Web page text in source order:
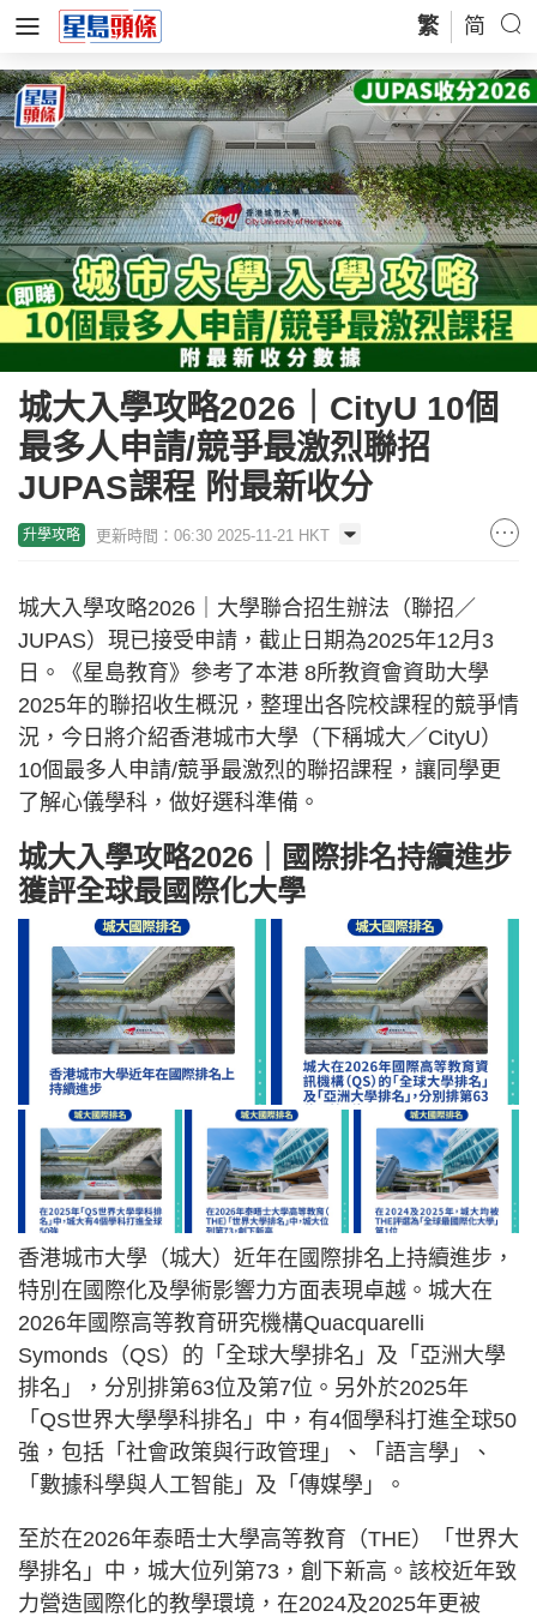
繁 简
城大入學攻略2026｜CityU 10個
最多人申請/競爭最激烈聯招
JUPAS課程 附最新收分
升學攻略 更新時間：06:30 2025-11-21 HKT
城大入學攻略2026｜大學聯合招生辦法（聯招／
JUPAS）現已接受申請，截止日期為2025年12月3
日。《星島教育》參考了本港 8所教資會資助大學
2025年的聯招收生概況，整理出各院校課程的競爭情
況，今日將介紹香港城市大學（下稱城大／CityU）
10個最多人申請/競爭最激烈的聯招課程，讓同學更
了解心儀學科，做好選科準備。
城大入學攻略2026｜國際排名持續進步
獲評全球最國際化大學
香港城市大學（城大）近年在國際排名上持續進步，
特別在國際化及學術影響力方面表現卓越。城大在
2026年國際高等教育研究機構Quacquarelli
Symonds（QS）的「全球大學排名」及「亞洲大學
排名」，分別排第63位及第7位。另外於2025年
「QS世界大學學科排名」中，有4個學科打進全球50
強，包括「社會政策與行政管理」、「語言學」、
「數據科學與人工智能」及「傳媒學」。
至於在2026年泰晤士大學高等教育（THE）「世界大
學排名」中，城大位列第73，創下新高。該校近年致
力營造國際化的教學環境，在2024及2025年更被